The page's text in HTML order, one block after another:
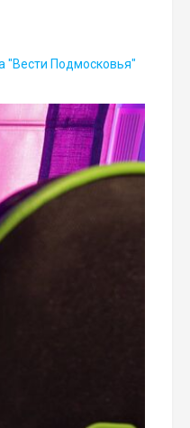
"Вести Подмосковья"